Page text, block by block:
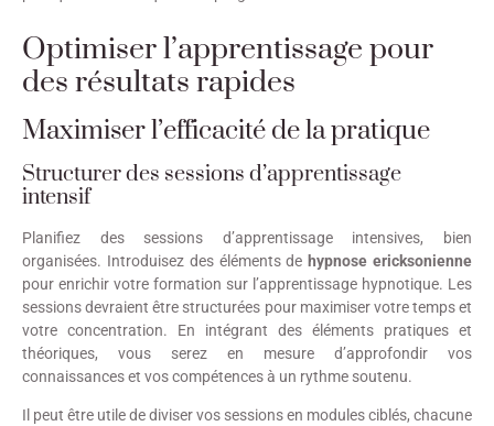
Optimiser l’apprentissage pour
des résultats rapides
Maximiser l’efficacité de la pratique
Structurer des sessions d’apprentissage
intensif
Planifiez des sessions d’apprentissage intensives, bien
organisées. Introduisez des éléments de hypnose ericksonienne
pour enrichir votre formation sur l’apprentissage hypnotique. Les
sessions devraient être structurées pour maximiser votre temps et
votre concentration. En intégrant des éléments pratiques et
théoriques, vous serez en mesure d’approfondir vos
connaissances et vos compétences à un rythme soutenu.
Il peut être utile de diviser vos sessions en modules ciblés, chacune